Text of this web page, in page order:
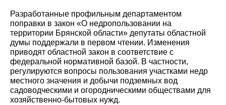
Разработанные профильным департаментом
поправки в закон «О недропользовании на
территории Брянской области» депутаты областной
думы поддержали в первом чтении. Изменения
приводят областной закон в соответствие с
федеральной нормативной базой. В частности,
регулируются вопросы пользования участками недр
местного значения и добычи подземных вод
садоводческими и огородническими обществами для
хозяйственно-бытовых нужд.